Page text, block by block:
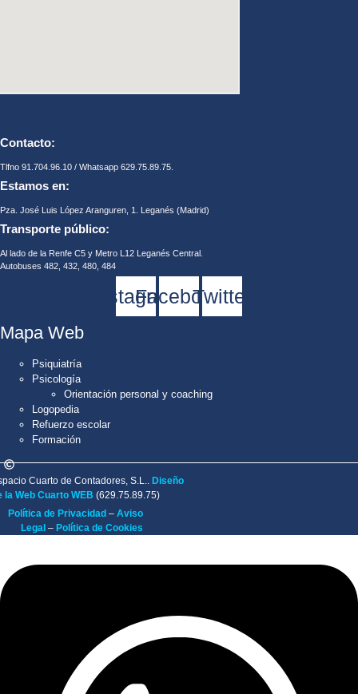
Contacto:
Tlfno 91.704.96.10 / Whatsapp 629.75.89.75.
Estamos en:
Pza. José Luis López Aranguren, 1. Leganés (Madrid)
Transporte público:
Al lado de la Renfe C5 y Metro L12 Leganés Central.
Autobuses 482, 432, 480, 484
Instagram
Facebook
Twitter
Mapa Web
Psiquiatría
Psicología
Orientación personal y coaching
Logopedia
Refuerzo escolar
Formación
Cuarto de Contadores, S.L.. Diseño
la Web Cuarto WEB (629.75.89.75)
Política de Privacidad –Aviso
Legal – Política de Cookies